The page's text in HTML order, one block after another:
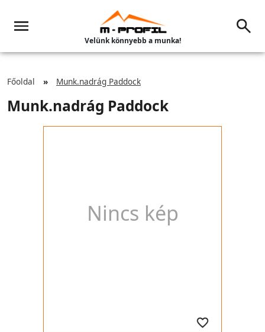
Velünk könnyebb a munka!
Főoldal Munk.nadrág Paddock
Munk.nadrág Paddock
Nincs kép